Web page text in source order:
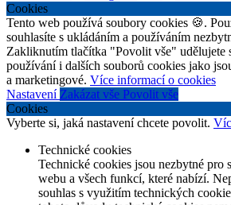
Cookies
Tento web používá soubory cookies 🍪.
souhlasíte s ukládáním a používáním
Zakliknutím tlačítka "Povolit vše" udělujete
používání i dalších souborů cookies jako
a marketingové. Více informací o cookies
Nastavení Zakázat vše Povolit vše
Cookies
Vyberte si, jaká nastavení chcete povolit.
Technické cookies
Technické cookies jsou nezbytné pro
webu a všech funkcí, které nabízí.
souhlas s využitím technických